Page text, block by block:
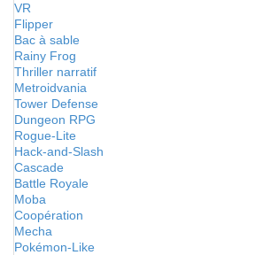
VR
Flipper
Bac à sable
Rainy Frog
Thriller narratif
Metroidvania
Tower Defense
Dungeon RPG
Rogue-Lite
Hack-and-Slash
Cascade
Battle Royale
Moba
Coopération
Mecha
Pokémon-Like